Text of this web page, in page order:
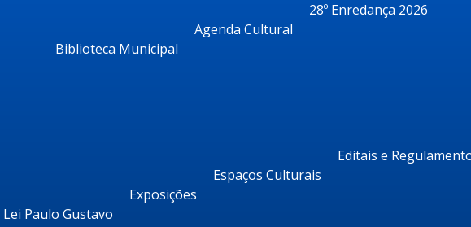
28º Enredança 2026
Agenda Cultural
Biblioteca Municipal
Editais e
Espaços Culturais
Exposições
Lei Paulo Gustavo